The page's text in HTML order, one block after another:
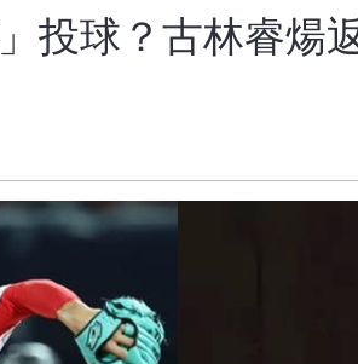
投球？古林睿煬